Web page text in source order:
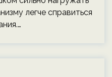
легче справиться